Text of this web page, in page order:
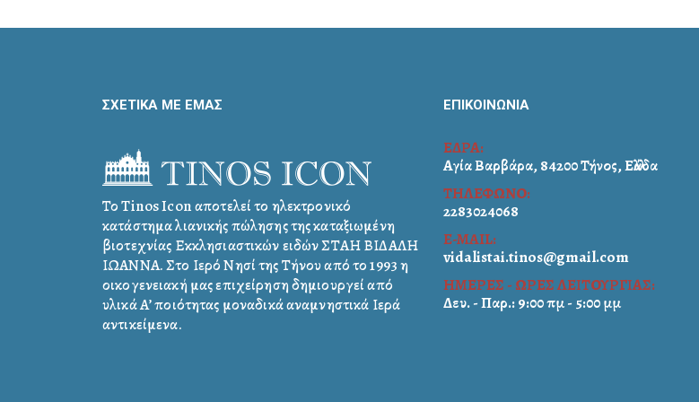
ΣΧΕΤΙΚΑ ΜΕ ΕΜΑΣ
Το Tinos Icon αποτελεί το ηλεκτρονικό
κατάστημα λιανικής πώλησης της καταξιωμένη
βιοτεχνίας Εκκλησιαστικών ειδών ΣΤΑΗ ΒΙΔΑΛΗ
ΙΩΑΝΝΑ. Στο Ιερό Νησί της Τήνου από το 1993 η
οικογενειακή μας επιχείρηση δημιουργεί από
υλικά Α’ ποιότητας μοναδικά αναμνηστικά Ιερά
αντικείμενα.
ΕΠΙΚΟΙΝΩΝΙΑ
ΕΔΡΑ:
Αγία Βαρβάρα, 84200 Τήνος, Ελλάδα
ΤΗΛΕΦΩΝΟ:
2283024068
E-MAIL:
vidalistai.tinos@gmail.com
ΗΜΕΡΕΣ - ΩΡΕΣ ΛΕΙΤΟΥΡΓΙΑΣ:
Δευ. - Παρ.: 9:00 πμ - 5:00 μμ